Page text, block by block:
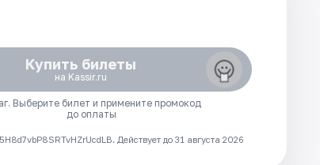
Купить билеты
на Kassir.ru
Выберите билет и примените промокод
до оплаты
Действует до 31 августа 2026